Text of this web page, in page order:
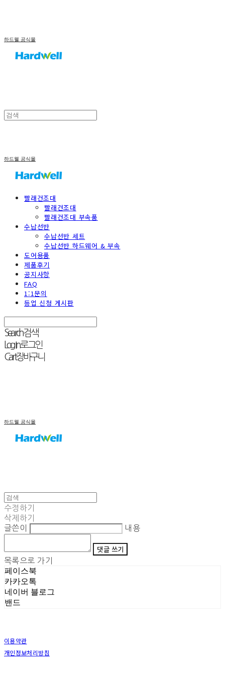
하드웰 공식몰
하드웰 공식몰
빨래건조대
빨래건조대
빨래건조대 부속품
수납선반
수납선반 세트
수납선반 하드웨어 & 부속
도어용품
제품후기
공지사항
FAQ
1:1문의
등업 신청 게시판
Search검색
Log In로그인
Cart장바구니
하드웰 공식몰
수정하기
삭제하기
글쓴이
내용
댓글 쓰기
목록으로 가기
페이스북
카카오톡
네이버 블로그
밴드
이용약관
개인정보처리방침